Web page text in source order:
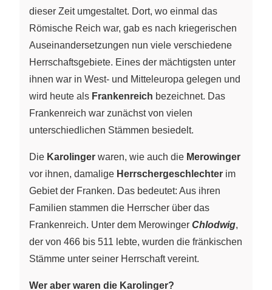
dieser Zeit umgestaltet. Dort, wo einmal das
Römische Reich war, gab es nach kriegerischen
Auseinandersetzungen nun viele verschiedene
Herrschaftsgebiete. Eines der mächtigsten unter
ihnen war in West- und Mitteleuropa gelegen und
wird heute als Frankenreich bezeichnet. Das
Frankenreich war zunächst von vielen
unterschiedlichen Stämmen besiedelt.
Die Karolinger waren, wie auch die Merowinger
vor ihnen, damalige Herrschergeschlechter im
Gebiet der Franken. Das bedeutet: Aus ihren
Familien stammen die Herrscher über das
Frankenreich. Unter dem Merowinger Chlodwig,
der von 466 bis 511 lebte, wurden die fränkischen
Stämme unter seiner Herrschaft vereint.
Wer aber waren die Karolinger?